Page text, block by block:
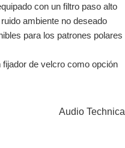
con un filtro paso alto
ambiente no deseado
para los patrones polares
de velcro como opción
Audio Technica